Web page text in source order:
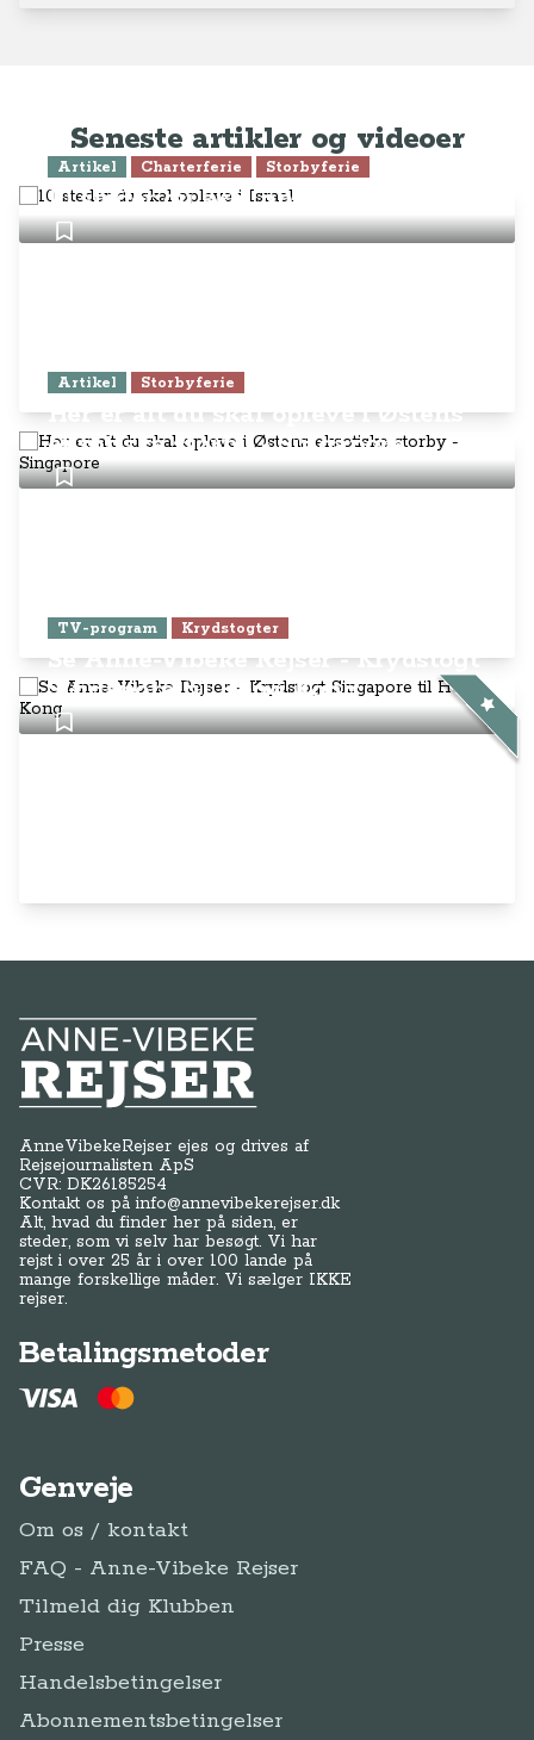
Seneste artikler og videoer
Artikel Charterferie Storbyferie
10 steder du skal opleve i Israel
Artikel Storbyferie
Her er alt du skal opleve i Østens
eksotiske storby - Singapore
TV-program Krydstogter
Se Anne-Vibeke Rejser - Krydstogt
Singapore til Hong Kong
Anne-Vibeke Rejser
AnneVibekeRejser ejes og drives af
Rejsejournalisten ApS
CVR: DK26185254
Kontakt os påinfo@annevibekerejser.dk
Alt, hvad du finder her på siden, er
steder, som vi selv har besøgt. Vi har
rejst i over 25 år i over 100 lande på
mange forskellige måder. Vi sælger IKKE
rejser.
Betalingsmetoder
Genveje
Om os / kontakt
FAQ - Anne-Vibeke Rejser
Tilmeld dig Klubben
Presse
Handelsbetingelser
Abonnementsbetingelser